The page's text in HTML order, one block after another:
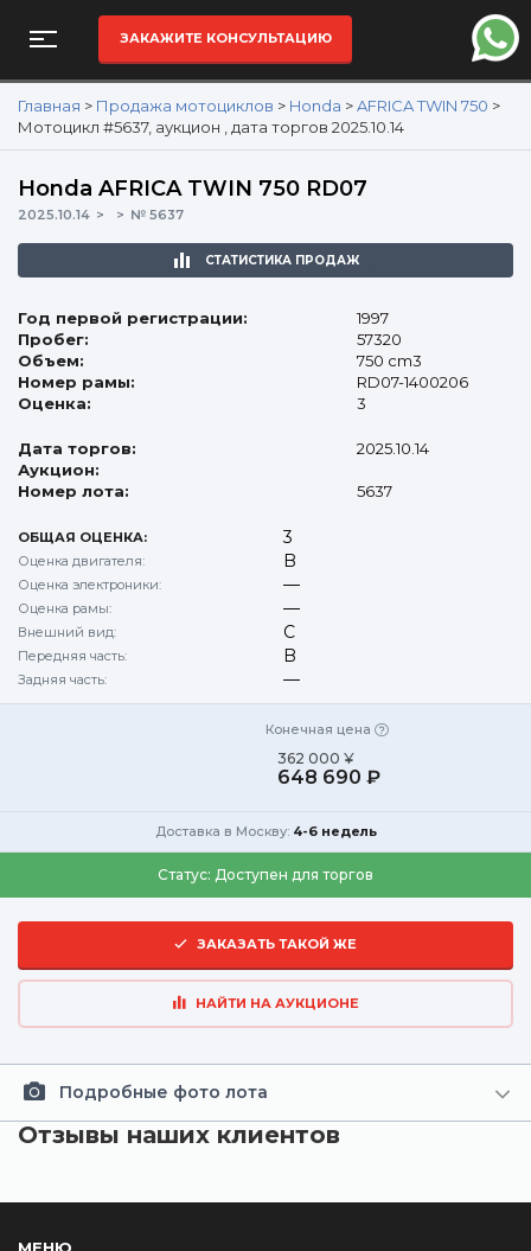
ЗАКАЖИТЕ КОНСУЛЬТАЦИЮ
Главная > Продажа мотоциклов > Honda >AFRICA TWIN 750 >
Мотоцикл #5637, аукцион , дата торгов 2025.10.14
Honda AFRICA TWIN 750 RD07
2025.10.14 № 5637
СТАТИСТИКА ПРОДАЖ
Год первой регистрации:
1997
Пробег:
57320
Объем:
750 cm3
Номер рамы:
RD07-1400206
Оценка:
3
Дата торгов:
2025.10.14
Аукцион:
Номер лота:
5637
ОБЩАЯ ОЦЕНКА: 3
Оценка двигателя: B
Оценка электроники: —
Оценка рамы: —
Внешний вид: C
Передняя часть: B
Задняя часть: —
Конечная цена
362 000 ¥
648 690 ₽
Доставка в Москву: 4-6 недель
Статус: Доступен для торгов
ЗАКАЗАТЬ ТАКОЙ ЖЕ
НАЙТИ НА АУКЦИОНЕ
Подробные фото лота
Отзывы наших клиентов